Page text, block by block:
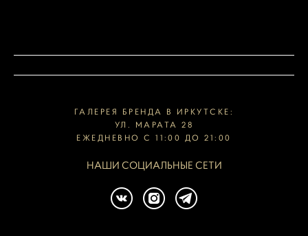
ГАЛЕРЕЯ БРЕНДА В ИРКУТСКЕ:
УЛ. МАРАТА 28
ЕЖЕДНЕВНО С 11:00 ДО 21:00
НАШИ СОЦИАЛЬНЫЕ СЕТИ